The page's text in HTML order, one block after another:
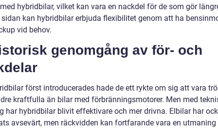
hybridbilar, vilket kan vara en nackdel för de som gör
sidan kan hybridbilar erbjuda flexibilitet genom att ha
vid behov.
genomgång av för- och
först introducerades hade de ett rykte om sig att vara
kraftfulla än bilar med förbränningsmotorer. Men med
har hybridbilar blivit effektivare och mer drivna. Elbilar har
avsevärt, men räckvidden kan fortfarande vara en